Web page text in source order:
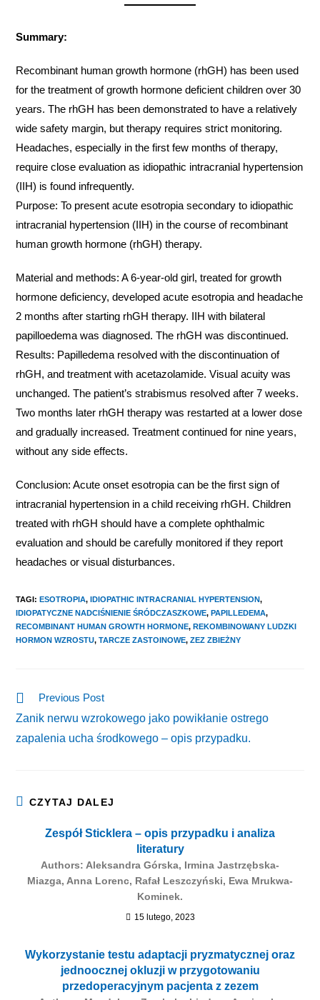
Summary:
Recombinant human growth hormone (rhGH) has been used
for the treatment of growth hormone deficient children over 30
years. The rhGH has been demonstrated to have a relatively
wide safety margin, but therapy requires strict monitoring.
Headaches, especially in the first few months of therapy,
require close evaluation as idiopathic intracranial hypertension
(IIH) is found infrequently.
Purpose: To present acute esotropia secondary to idiopathic
intracranial hypertension (IIH) in the course of recombinant
human growth hormone (rhGH) therapy.
Material and methods: A 6-year-old girl, treated for growth
hormone deficiency, developed acute esotropia and headache
2 months after starting rhGH therapy. IIH with bilateral
papilloedema was diagnosed. The rhGH was discontinued.
Results: Papilledema resolved with the discontinuation of
rhGH, and treatment with acetazolamide. Visual acuity was
unchanged. The patient’s strabismus resolved after 7 weeks.
Two months later rhGH therapy was restarted at a lower dose
and gradually increased. Treatment continued for nine years,
without any side effects.
Conclusion: Acute onset esotropia can be the first sign of
intracranial hypertension in a child receiving rhGH. Children
treated with rhGH should have a complete ophthalmic
evaluation and should be carefully monitored if they report
headaches or visual disturbances.
TAGI:ESOTROPIA, IDIOPATHIC INTRACRANIAL HYPERTENSION,
IDIOPATYCZNE NADCIŚNIENIE ŚRÓDCZASZKOWE, PAPILLEDEMA,
RECOMBINANT HUMAN GROWTH HORMONE, REKOMBINOWANY LUDZKI
HORMON WZROSTU, TARCZE ZASTOINOWE, ZEZ ZBIEŻNY
Previous Post
Zanik nerwu wzrokowego jako powikłanie ostrego
zapalenia ucha środkowego – opis przypadku.
CZYTAJ DALEJ
Zespół Sticklera – opis przypadku i analiza
literatury
Authors: Aleksandra Górska, Irmina Jastrzębska-
Miazga, Anna Lorenc, Rafał Leszczyński, Ewa Mrukwa-
Kominek.
15 lutego, 2023
Wykorzystanie testu adaptacji pryzmatycznej oraz
jednoocznej okluzji w przygotowaniu
przedoperacyjnym pacjenta z zezem